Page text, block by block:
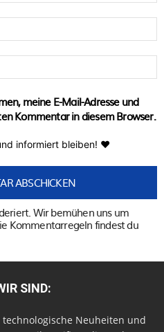
meine E-Mail-Adresse und
Kommentar in diesem Browser.
informiert bleiben! ♥
Wir bemühen uns um
Kommentarregeln findest du
SIND:
Neuheiten und